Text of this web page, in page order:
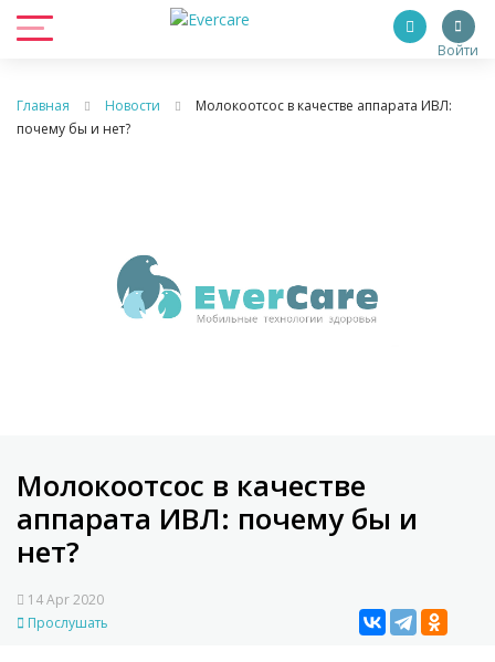
Войти
Главная Новости
Молокоотсос в качестве аппарата ИВЛ:
почему бы и нет?
Молокоотсос в качестве
аппарата ИВЛ: почему бы и
нет?
14 Apr 2020
Прослушать